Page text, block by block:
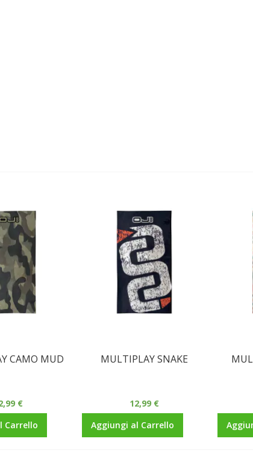
CAMO MUD
€
Carrello
MULTIPLAY SNAKE
12,99 €
Aggiungi al Carrello